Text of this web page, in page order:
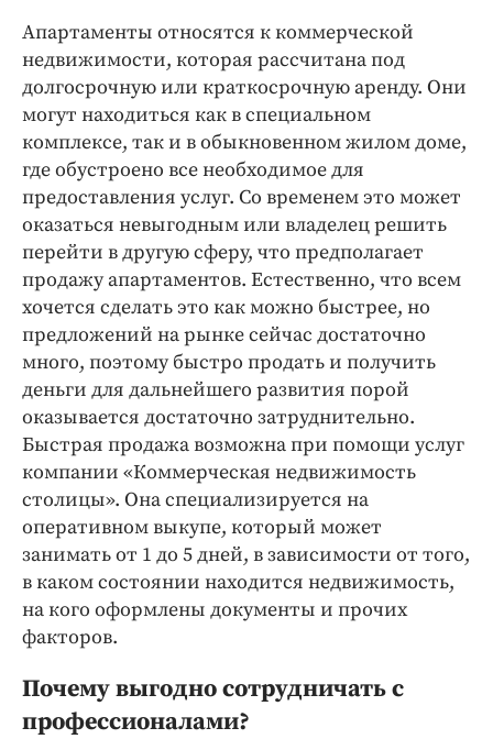
Происшествия
Спорт
Экономика и бизнес
ПРОЕКТЫ
Блоги
Издания
Медиаперсона
Интересное чтиво
Клиника года
Бренд года
Работодатель года
Апартаменты относятся к коммерческой
недвижимости, которая рассчитана под
долгосрочную или краткосрочную аренду. Они
могут находиться как в специальном
комплексе, так и в обыкновенном жилом доме,
где обустроено все необходимое для
предоставления услуг. Со временем это может
оказаться невыгодным или владелец решить
перейти в другую сферу, что предполагает
продажу апартаментов. Естественно, что всем
хочется сделать это как можно быстрее, но
предложений на рынке сейчас достаточно
много, поэтому быстро продать и получить
деньги для дальнейшего развития порой
оказывается достаточно затруднительно.
Быстрая продажа возможна при помощи услуг
компании «Коммерческая недвижимость
столицы». Она специализируется на
оперативном выкупе, который может
занимать от 1 до 5 дней, в зависимости от того,
в каком состоянии находится недвижимость,
на кого оформлены документы и прочих
факторов.
Почему выгодно сотрудничать с
профессионалами?